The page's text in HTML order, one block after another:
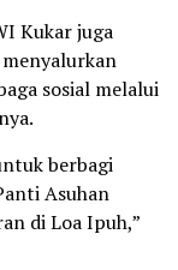
Kukar juga
sosial melalui
berbagi
Asuhan
di Loa Ipuh,”